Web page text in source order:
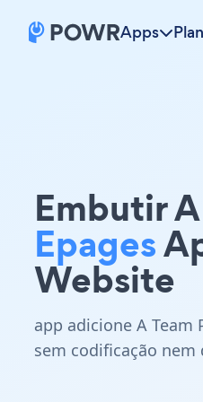
Apps
Embutir
Epages
Website
app adicione A Team
sem codificação nem